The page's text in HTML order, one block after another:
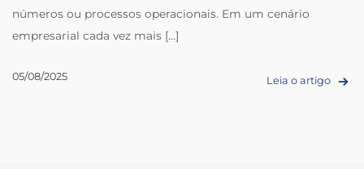
números ou processos operacionais. Em um cenário
empresarial cada vez mais [...]
05/08/2025 Leia o artigo